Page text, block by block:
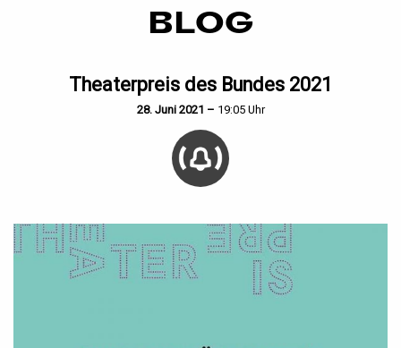
BLOG
Theaterpreis des Bundes 2021
28. Juni 2021 – 19:05 Uhr